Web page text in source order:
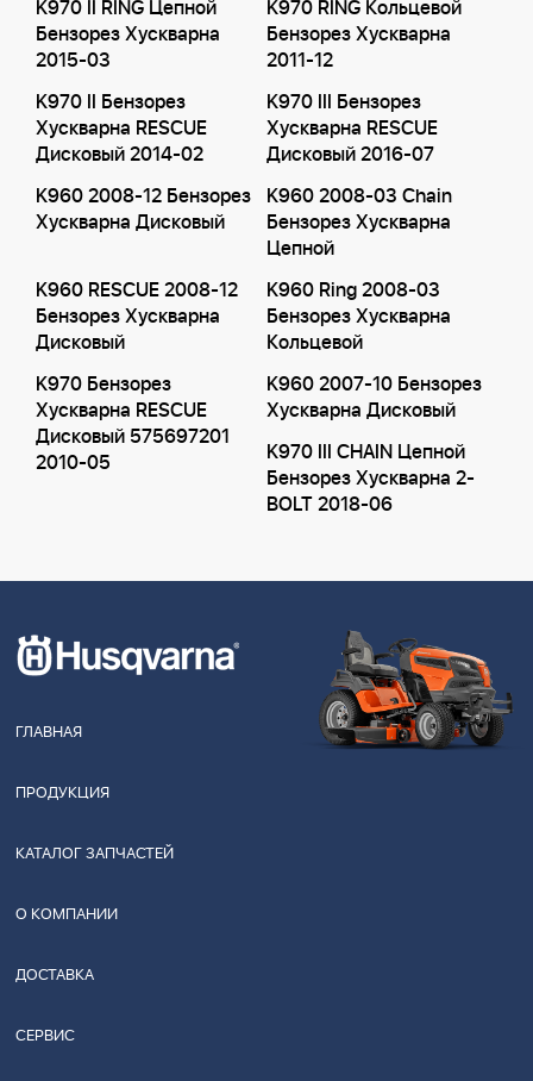
K970 II RING Цепной
Бензорез Хускварна
2015-03
K970 RING Кольцевой
Бензорез Хускварна
2011-12
K970 II Бензорез
Хускварна RESCUE
Дисковый 2014-02
K970 III Бензорез
Хускварна RESCUE
Дисковый 2016-07
K960 2008-12 Бензорез
Хускварна Дисковый
K960 2008-03 Chain
Бензорез Хускварна
Цепной
K960 RESCUE 2008-12
Бензорез Хускварна
Дисковый
K960 Ring 2008-03
Бензорез Хускварна
Кольцевой
K970 Бензорез
Хускварна RESCUE
Дисковый 575697201
2010-05
K960 2007-10 Бензорез
Хускварна Дисковый
K970 III CHAIN Цепной
Бензорез Хускварна 2-
BOLT 2018-06
ГЛАВНАЯ
ПРОДУКЦИЯ
КАТАЛОГ ЗАПЧАСТЕЙ
О КОМПАНИИ
ДОСТАВКА
СЕРВИС